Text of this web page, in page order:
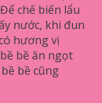
chế biến lẩu
nước, khi đun
hương vị
bề ăn ngọt
bề cũng